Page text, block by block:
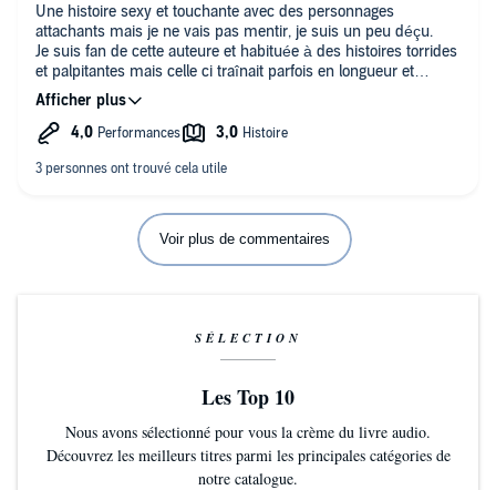
Une histoire sexy et touchante avec des personnages
attachants mais je ne vais pas mentir, je suis un peu déçu.
Je suis fan de cette auteure et habituée à des histoires torrides
et palpitantes mais celle ci traînait parfois en longueur et
d'autres fois, était trop peu détaillée.
Néanmoins, l'humour et la force de caractère des personnages
reste la marque de fabrique de Vi Keeland et ça c'est
Le personnage de Layla manquait parfois de "passion",
pour ce que l'on souhaite obtenir.
Une narration au top et une histoire pleine de rebondissement.
J'espère malgré tout pouvoir lire plus d'ouvrage de cette
auteure en français.
Voir plus de commentaires
SÉLECTION
Les Top 10
Nous avons sélectionné pour vous la crème du livre audio.
Découvrez les meilleurs titres parmi les principales catégories de
notre catalogue.